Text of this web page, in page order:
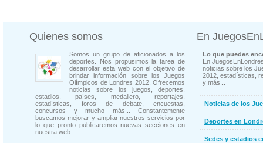
Quienes somos
Somos un grupo de aficionados a los
deportes. Nos propusimos la tarea de
desarrollar esta web con el objetivo de
brindar información sobre los Juegos
Olímpicos de Londres 2012. Ofrecemos
noticias sobre los juegos, deportes,
estadios, países, medallero, reportajes,
estadísticas, foros de debate, encuestas,
concursos y mucho más... Constantemente
buscamos mejorar y ampliar nuestros servicios por
lo que pronto publicaremos nuevas secciones en
nuestra web.
En
Lo que puedes
En
noticias sobre los
2012, estadísticas,
y más...
Noticias de los
Deportes en
Sedes y estadios